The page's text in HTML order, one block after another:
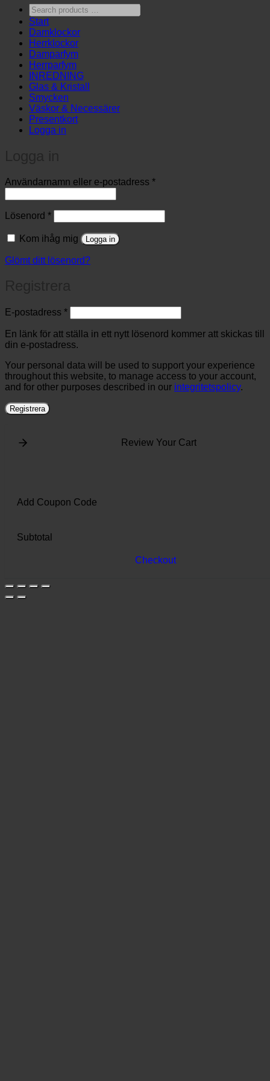
Search
products
…
Start
Damklockor
Herrklockor
Damparfym
Herrparfym
INREDNING
Glas & Kristall
Smycken
Väskor & Necessärer
Presentkort
Logga in
Användarnamn eller e-postadress *Obligatoriskt
Lösenord *Obligatoriskt
Kom ihåg mig Logga in
Glömt ditt lösenord?
E-postadress *Obligatoriskt
En länk för att ställa in ett nytt lösenord kommer att skickas till
din e-postadress.
Your personal data will be used to support your experience
throughout this website, to manage access to your account,
and for other purposes described in our integritetspolicy.
Registrera
Review Your Cart
Add Coupon Code
Subtotal
Checkout